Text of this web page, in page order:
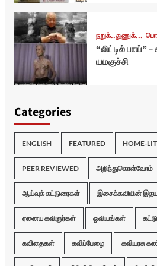
நறுக்..துணுக்...
“லிட்டில் பாய்” –
யமகுச்சி
Categories
ENGLISH FEATURED HOME-LIT
PEER REVIEWED அறிந்துகொள்வோம்
ஆய்வுக் கட்டுரைகள் இசைக்கவியின்
ஏனைய கவிஞர்கள் ஓவியங்கள்
கவிதைகள் கவிப்பேழை கவியரசு